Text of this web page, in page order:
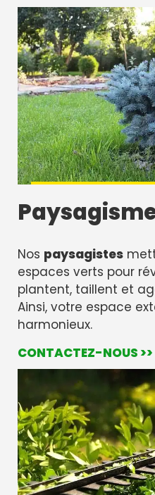
Nos paysagistes
espaces verts pour
plantent, taillent et
Ainsi, votre espace
harmonieux.
CONTACTEZ-NOUS >>